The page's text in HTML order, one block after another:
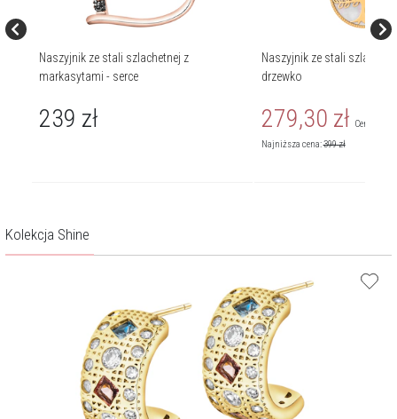
Naszyjnik ze stali szlachetnej z
markasytami - serce
239 zł
Naszyjnik ze stali
drzewko
279,30 zł Cena
Najniższa cena:399zł
Kolekcja Shine